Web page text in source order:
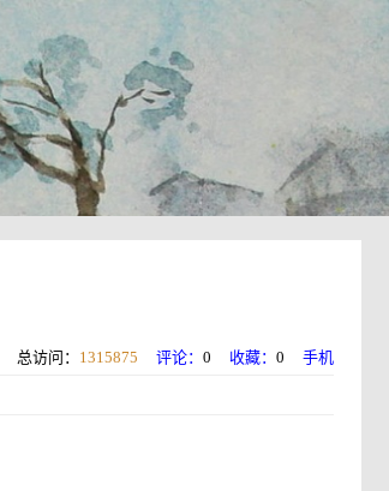
总访问： 1315875 评论： 0 收藏： 0 手机